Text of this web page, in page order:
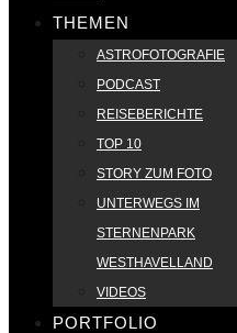
THEMEN
ASTROFOTOGRAFIE
PODCAST
REISEBERICHTE
TOP 10
STORY ZUM FOTO
UNTERWEGS IM
STERNENPARK
WESTHAVELLAND
VIDEOS
PORTFOLIO